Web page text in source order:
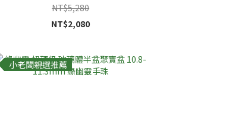
NT$5,280
NT$2,080
小老闆親選推薦